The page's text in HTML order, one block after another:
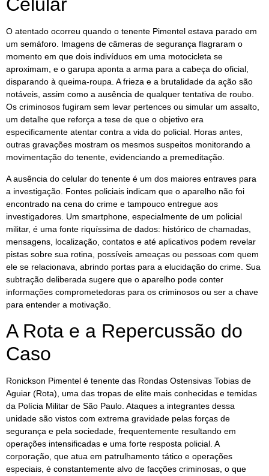
Celular
O atentado ocorreu quando o tenente Pimentel estava parado em
um semáforo. Imagens de câmeras de segurança flagraram o
momento em que dois indivíduos em uma motocicleta se
aproximam, e o garupa aponta a arma para a cabeça do oficial,
disparando à queima-roupa. A frieza e a brutalidade da ação são
notáveis, assim como a ausência de qualquer tentativa de roubo.
Os criminosos fugiram sem levar pertences ou simular um assalto,
um detalhe que reforça a tese de que o objetivo era
especificamente atentar contra a vida do policial. Horas antes,
outras gravações mostram os mesmos suspeitos monitorando a
movimentação do tenente, evidenciando a premeditação.
A ausência do celular do tenente é um dos maiores entraves para
a investigação. Fontes policiais indicam que o aparelho não foi
encontrado na cena do crime e tampouco entregue aos
investigadores. Um smartphone, especialmente de um policial
militar, é uma fonte riquíssima de dados: histórico de chamadas,
mensagens, localização, contatos e até aplicativos podem revelar
pistas sobre sua rotina, possíveis ameaças ou pessoas com quem
ele se relacionava, abrindo portas para a elucidação do crime. Sua
subtração deliberada sugere que o aparelho pode conter
informações comprometedoras para os criminosos ou ser a chave
para entender a motivação.
A Rota e a Repercussão do
Caso
Ronickson Pimentel é tenente das Rondas Ostensivas Tobias de
Aguiar (Rota), uma das tropas de elite mais conhecidas e temidas
da Polícia Militar de São Paulo. Ataques a integrantes dessa
unidade são vistos com extrema gravidade pelas forças de
segurança e pela sociedade, frequentemente resultando em
operações intensificadas e uma forte resposta policial. A
corporação, que atua em patrulhamento tático e operações
especiais, é constantemente alvo de facções criminosas, o que